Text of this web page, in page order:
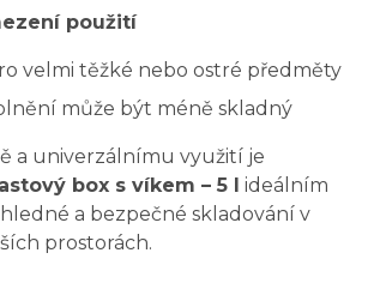
použití
velmi těžké nebo ostré předměty
může být méně skladný
a univerzálnímu využití je
box s víkem – 5 l ideálním
a bezpečné skladování v
prostorách.